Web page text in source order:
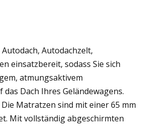
Autodachzelt,
einsatzbereit, sodass Sie sich
atmungsaktivem
Dach Ihres Geländewagens.
Matratzen sind mit einer 65 mm
Mit vollständig abgeschirmten